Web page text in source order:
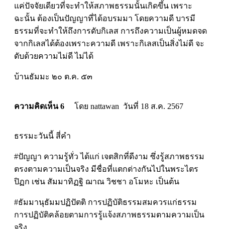
แค่ปัจจัยเดียวที่จะทำให้สภาพธรรมนั้นเกิดขึ้น เพราะ
ฉะนั้น ต้องเป็นปัญญาที่ได้อบรมมา โดยความดี บารมี
ธรรมที่จะทำให้ถึงการดับกิเลส การถึงความเป็นผู้หมดจด
จากกิเลสได้ต้องเพราะความดี เพราะกิเลสเป็นสิ่งไม่ดี จะ
ดับด้วยความไม่ดี ไม่ได้
บ้านธัมมะ ๒๐ ต.ค. ๕๓
ความคิดเห็น 6 โดย nattawan วันที่ 18 ส.ค. 2567
ธรรมะวันนี้ สี่คำ
#ปัญญา ความรู้ทั่ว ได้แก่ เจตสิกที่ดีงาม ซึ่งรู้สภาพธรรม
ตรงตามความเป็นจริง มีชื่อที่แตกต่างกันไปในพระไตร
ปิฏก เช่น สัมมาทิฏฐิ ฌาณ วิชชา อโมหะ เป็นต้น
#ธัมมานุธัมมปฏิปัตติ การปฏิบัติธรรมสมควรแก่ธรรม
การปฏิบัติคล้อยตามการรู้แจ้งสภาพธรรมตามความเป็น
จริง